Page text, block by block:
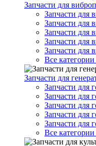
Запчасти для
Запчасти для
Запчасти для
Запчасти для
Запчасти для
Запчасти для
Все
Запчасти для
Запчасти для
Запчасти для
Запчасти для
Запчасти для
Запчасти для
Все